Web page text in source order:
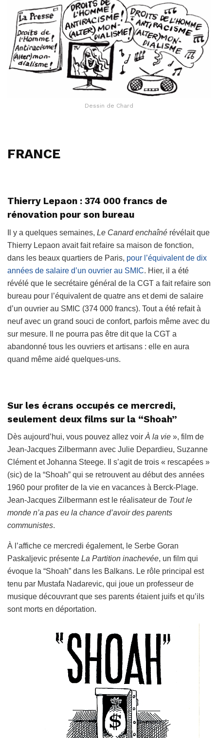
Dessin de Chard
FRANCE
Thierry Lepaon : 374 000 francs de
rénovation pour son bureau
Il y a quelques semaines, Le Canard enchaîné révélait que
Thierry Lepaon avait fait refaire sa maison de fonction,
dans les beaux quartiers de Paris, pour l’équivalent de dix
années de salaire d’un ouvrier au SMIC. Hier, il a été
révélé que le secrétaire général de la CGT a fait refaire son
bureau pour l’équivalent de quatre ans et demi de salaire
d’un ouvrier au SMIC (374 000 francs). Tout a été refait à
neuf avec un grand souci de confort, parfois même avec du
sur mesure. Il ne pourra pas être dit que la CGT a
abandonné tous les ouvriers et artisans : elle en aura
quand même aidé quelques-uns.
Sur les écrans occupés ce mercredi,
seulement deux films sur la “Shoah”
Dès aujourd’hui, vous pouvez allez voir À la vie », film de
Jean-Jacques Zilbermann avec Julie Depardieu, Suzanne
Clément et Johanna Steege. Il s’agit de trois « rescapées »
(sic) de la “Shoah” qui se retrouvent au début des années
1960 pour profiter de la vie en vacances à Berck-Plage.
Jean-Jacques Zilbermann est le réalisateur de Tout le
monde n’a pas eu la chance d’avoir des parents
communistes.
À l’affiche ce mercredi également, le Serbe Goran
Paskaljevic présente La Partition inachevée, un film qui
évoque la “Shoah” dans les Balkans. Le rôle principal est
tenu par Mustafa Nadarevic, qui joue un professeur de
musique découvrant que ses parents étaient juifs et qu’ils
sont morts en déportation.